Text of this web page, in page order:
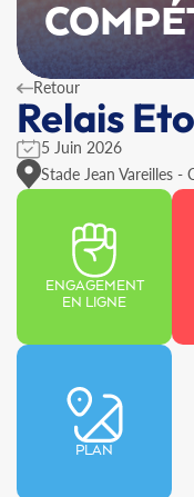
Retour
Relais
5 Juin 2026
Stade Jean Vareilles -
ENGAGEMENT
EN LIGNE
PLAN